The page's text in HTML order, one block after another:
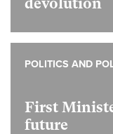
devolution
First
future
POLITICS AND